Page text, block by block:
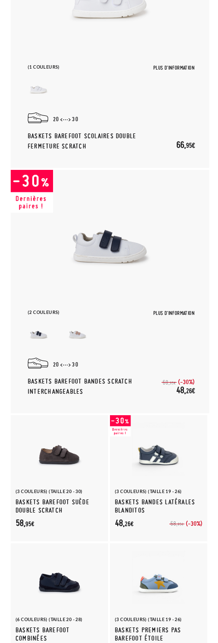
(1 COULEURS) PLUS D'INFORMATION
20 30
BASKETS BAREFOOT SCOLAIRES DOUBLE
FERMETURE SCRATCH
66,95€
(2 COULEURS) PLUS D'INFORMATION
20 30
BASKETS BAREFOOT BANDES SCRATCH
INTERCHANGEABLES
68,95€ (-30%)
48,26€
(3 COULEURS) (TAILLE 20 - 30)
BASKETS BAREFOOT SUÈDE
DOUBLE SCRATCH
58,95€
(3 COULEURS) (TAILLE 19 - 26)
BASKETS BANDES LATÉRALES
BLANDITOS
68,95€ (-30%)
48,26€
(6 COULEURS) (TAILLE 20 - 28)
BASKETS BAREFOOT
COMBINÉES
(3 COULEURS) (TAILLE 19 - 26)
BASKETS PREMIERS PAS
BAREFOOT ÉTOILE